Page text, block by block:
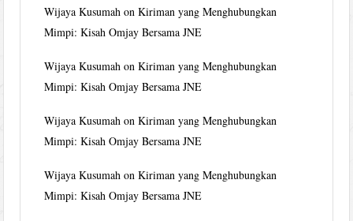
Wijaya Kusumah onKiriman yang Menghubungkan
Mimpi: Kisah Omjay Bersama JNE
Wijaya Kusumah onKiriman yang Menghubungkan
Mimpi: Kisah Omjay Bersama JNE
Wijaya Kusumah onKiriman yang Menghubungkan
Mimpi: Kisah Omjay Bersama JNE
Wijaya Kusumah onKiriman yang Menghubungkan
Mimpi: Kisah Omjay Bersama JNE